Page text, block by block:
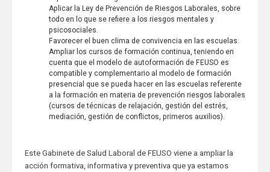
Aplicar la Ley de Prevención de Riesgos Laborales, sobre
todo en lo que se refiere a los riesgos mentales y
psicosociales.
Favorecer el buen clima de convivencia en las escuelas.
Ampliar los cursos de formación continua, teniendo en
cuenta que el modelo de autoformación de FEUSO es
compatible y complementario al modelo de formación
presencial que se pueda hacer en las escuelas referente
a la formación en materia de prevención riesgos laborales
(cursos de técnicas de relajación, gestión del estrés,
mediación, gestión de conflictos, primeros auxilios).
Este Gabinete de Salud Laboral de FEUSO viene a ampliar la
acción formativa, informativa y preventiva que ya estamos